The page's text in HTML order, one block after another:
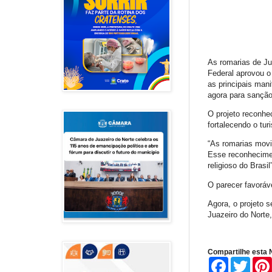
As romarias de
Federal aprovou
as principais
agora para
O projeto
fortalecendo o
“As romarias
Esse
religioso do
O parecer
Agora, o projeto
Juazeiro do
Compartilhe esta
F
T